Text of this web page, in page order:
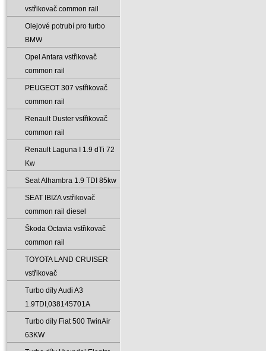
vstřikovač common rail
Olejové potrubí pro turbo
BMW
Opel Antara vstřikovač
common rail
PEUGEOT 307 vstřikovač
common rail
Renault Duster vstřikovač
common rail
Renault Laguna I 1.9 dTi 72
Kw
Seat Alhambra 1.9 TDI 85kw
SEAT IBIZA vstřikovač
common rail diesel
Škoda Octavia vstřikovač
common rail
TOYOTA LAND CRUISER
vstřikovač
Turbo díly Audi A3
1.9TDI‚038145701A
Turbo díly Fiat 500 TwinAir
63KW